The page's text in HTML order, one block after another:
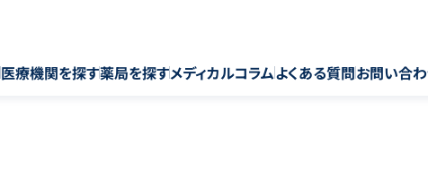
医療機関を探す薬局を探すメディカルコラムよくある質問お問い合